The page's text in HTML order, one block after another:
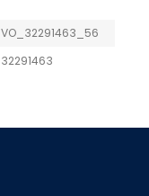
VO_32291463_56
32291463